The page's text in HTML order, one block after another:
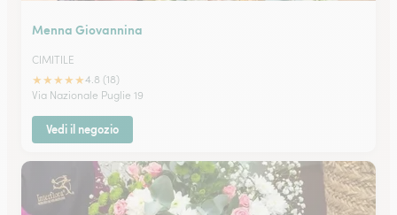
Menna Giovannina
CIMITILE
★★★★★4.8 (18)
Via Nazionale Puglie 19
Vedi il negozio